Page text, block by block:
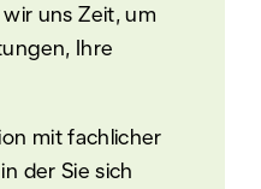
uns Zeit, um
Ihre
mit fachlicher
der Sie sich